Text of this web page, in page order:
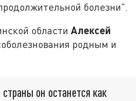
болезни".
областиАлексей
родным и
он останется как